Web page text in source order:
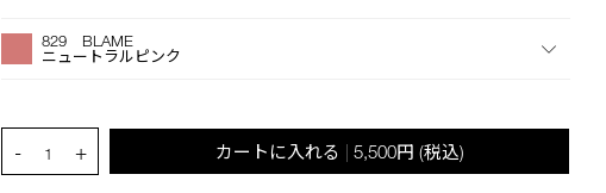
プ
を
カ
ー
Actions829 BLAME
ニュートラルピンク
- 1 + カートに入れる 5,500円 (税込)